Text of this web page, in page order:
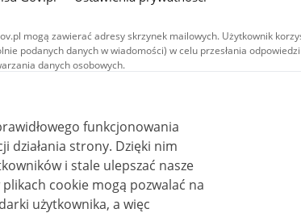
mogą zawierać adresy skrzynek mailowych. Użytkownik
podanych danych w wiadomości) w celu przesłania
danych osobowych.
w serwisie (z wyłączeniem treści audiowizualnych), są
typu Creative Commons: uznanie autorstwa - na tych samych
SA 4.0). Materiały audiowizualne, w tym zdjęcia, materiały audio i
typu Creative Commons: uznanie autorstwa użycie
4.0 (CC BY-NC-ND 4.0), o ile nie jest to stwierdzone inaczej.
funkcjonowania
strony. Dzięki nim
i stale ulepszać nasze
użytkownika, a więc